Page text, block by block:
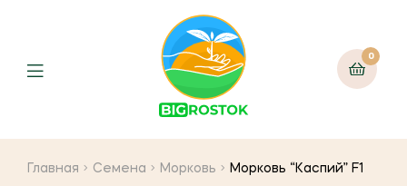
0
Menu
Главная Семена Морковь Морковь “Каспий” F1